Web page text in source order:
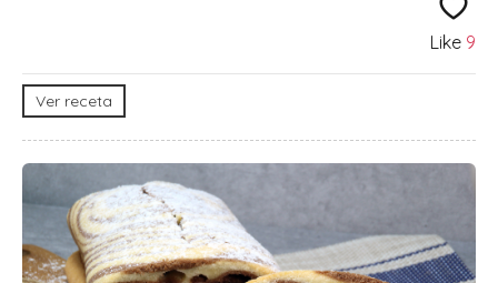
Like 9
Ver receta